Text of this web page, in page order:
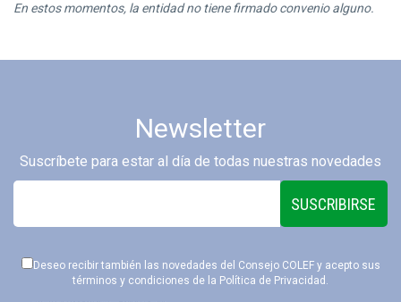
En estos momentos, la entidad no tiene firmado convenio alguno.
Newsletter
Suscríbete para estar al día de todas nuestras novedades
SUSCRIBIRSE
Deseo recibir también las novedades del Consejo COLEF y acepto sus
términos y condiciones de la Política de Privacidad .